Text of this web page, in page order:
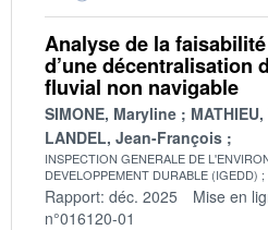
Analyse de la
d’une décentralisation
fluvial non navigable
SIMONE, Maryline
LANDEL, Jean-François
INSPECTION GENERALE DE
DEVELOPPEMENT DURABLE (IGEDD)
Rapport: déc. 2025 Mise en
n°016120-01